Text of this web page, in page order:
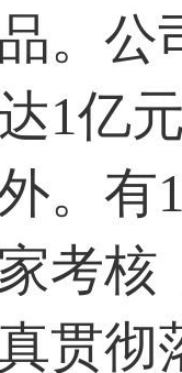
。公
1亿
。有
考核
贯彻